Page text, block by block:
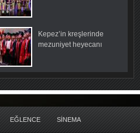
Kepez’in kreşlerinde
mezuniyet heyecanı
EĞLENCE SİNEMA